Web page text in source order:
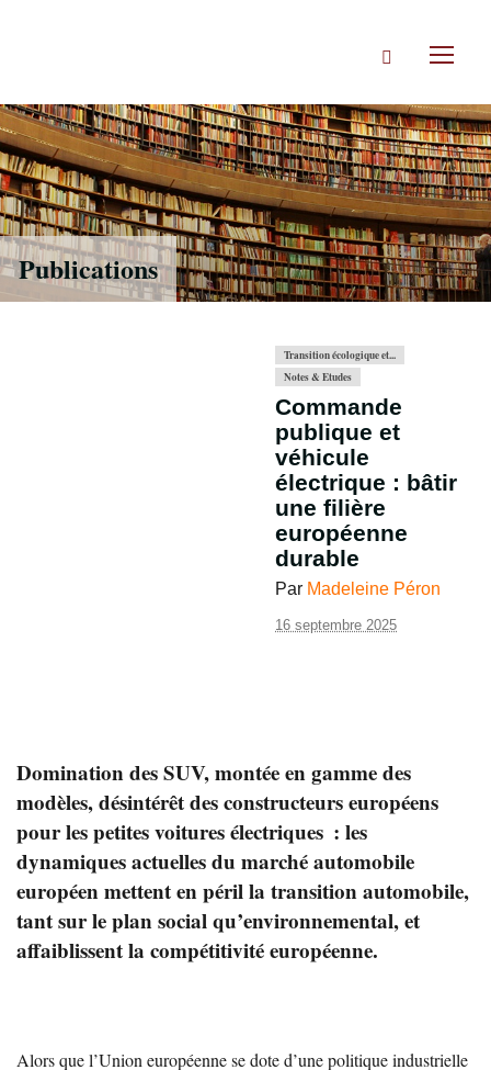
Rechercher
Publications
Transition écologique et...
Notes & Etudes
Commande
publique et
véhicule
électrique : bâtir
une filière
européenne
durable
Par Madeleine Péron
16 septembre 2025
Domination des SUV, montée en gamme des
modèles, désintérêt des constructeurs européens
pour les petites voitures électriques : les
dynamiques actuelles du marché automobile
européen mettent en péril la transition automobile,
tant sur le plan social qu’environnemental, et
affaiblissent la compétitivité européenne.
Alors que l’Union européenne se dote d’une politique industrielle